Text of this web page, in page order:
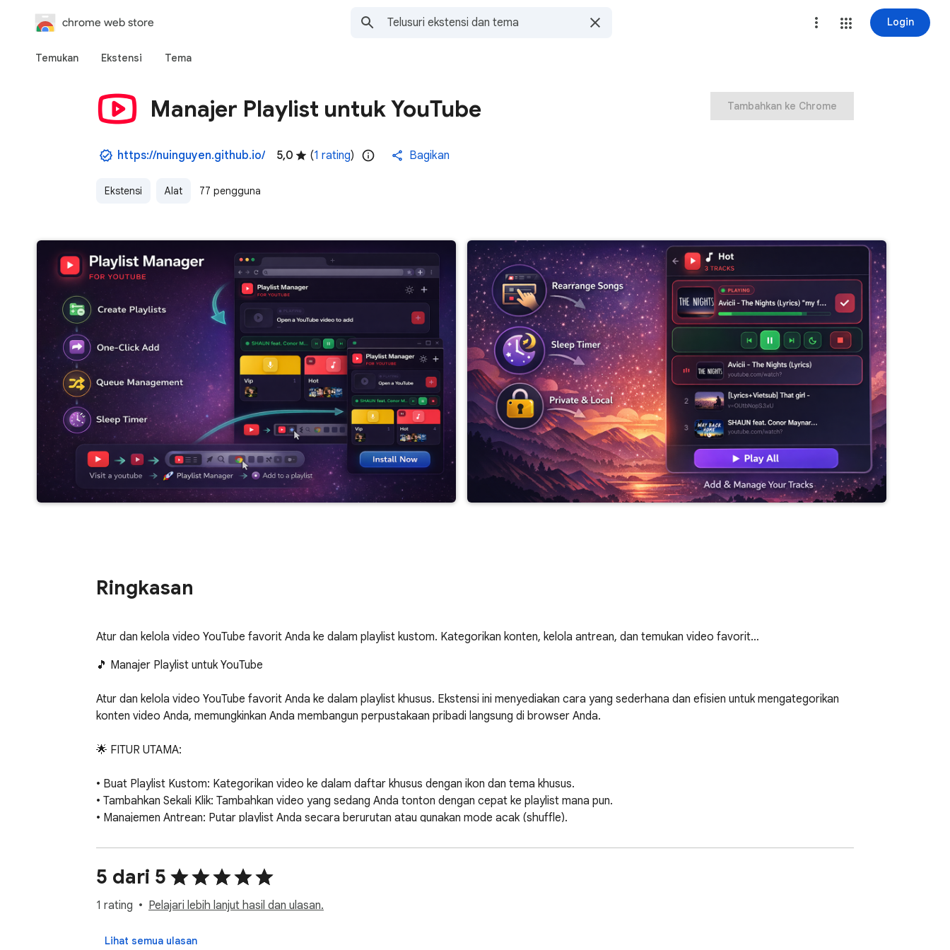
chrome web store Login
Temukan Ekstensi Tema
Manajer Playlist untuk YouTube
https://nuinguyen.github.io/ 5,0 (1 rating) Bagikan
Ekstensi Alat 77 pengguna
Tambahkan ke Chrome
Ringkasan
Atur dan kelola video YouTube favorit Anda ke dalam playlist kustom. Kategorikan konten, kelola antrean, dan temukan video favorit…
🎵 Manajer Playlist untuk YouTube
Atur dan kelola video YouTube favorit Anda ke dalam playlist khusus. Ekstensi ini menyediakan cara yang sederhana dan efisien untuk mengategorikan
konten video Anda, memungkinkan Anda membangun perpustakaan pribadi langsung di browser Anda.
🌟 FITUR UTAMA:
• Buat Playlist Kustom: Kategorikan video ke dalam daftar khusus dengan ikon dan tema khusus.
• Tambahkan Sekali Klik: Tambahkan video yang sedang Anda tonton dengan cepat ke playlist mana pun.
• Manajemen Antrean: Putar playlist Anda secara berurutan atau gunakan mode acak (shuffle).
• Timer Tidur (Sleep Timer): Atur hitung mundur untuk menjeda pemutaran secara otomatis.
• Seret-dan-Lepas: Ubah urutan video dalam playlist Anda dengan mudah sesuai keinginan Anda.
• Privasi Lokal: Data Anda disimpan secara lokal di perangkat Anda, tanpa perlu akun dan tanpa pelacakan.
5 dari 5
1 rating Pelajari lebih lanjut hasil dan ulasan.
Lihat semua ulasan